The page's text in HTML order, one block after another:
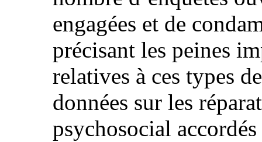
engagées et de
précisant les peines
relatives à ces types
données sur les
psychosocial